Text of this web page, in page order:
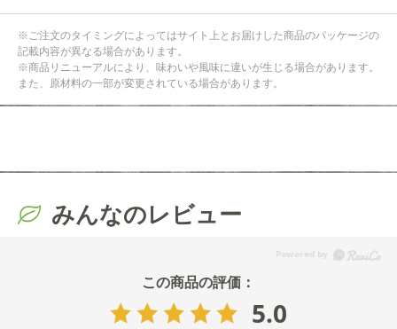
※ご注文のタイミングによってはサイト上とお届けした商品のパッケージの
記載内容が異なる場合があります。
※商品リニューアルにより、味わいや風味に違いが生じる場合があります。
また、原材料の一部が変更されている場合があります。
みんなのレビュー
5.0